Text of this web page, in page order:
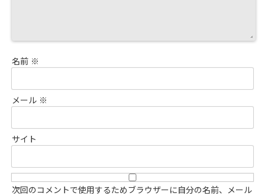
名前 ※
メール ※
サイト
次回のコメントで使用するためブラウザーに自分の名前、メール